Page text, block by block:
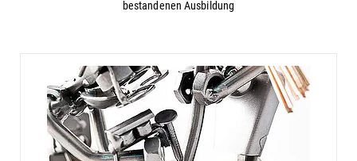
bestandenen Ausbildung